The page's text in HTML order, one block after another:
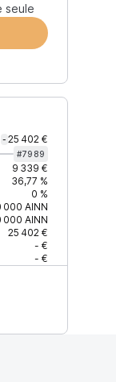
seule
- 25 402 €
#7989
9 339 €
36,77 %
0 %
000 AINN
000 AINN
25 402 €
- €
- €